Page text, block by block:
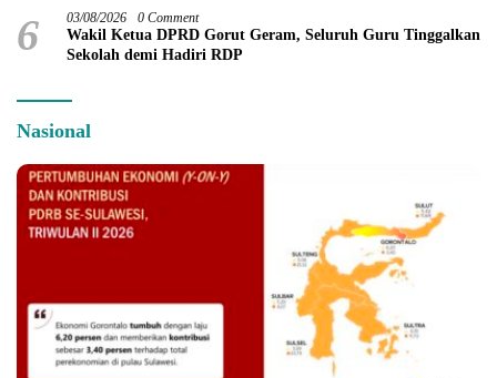
6 03/08/2026 0 Comment
Wakil Ketua DPRD Gorut Geram, Seluruh Guru Tinggalkan
Sekolah demi Hadiri RDP
Nasional